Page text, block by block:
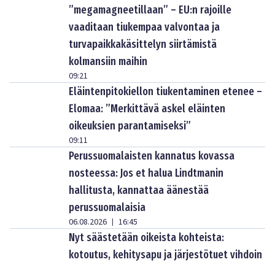
”megamagneetillaan” – EU:n rajoille
vaaditaan tiukempaa valvontaa ja
turvapaikkakäsittelyn siirtämistä
kolmansiin maihin
09:21
Eläintenpitokiellon tiukentaminen etenee –
Elomaa: ”Merkittävä askel eläinten
oikeuksien parantamiseksi”
09:11
Perussuomalaisten kannatus kovassa
nosteessa: Jos et halua Lindtmanin
hallitusta, kannattaa äänestää
perussuomalaisia
06.08.2026 | 16:45
Nyt säästetään oikeista kohteista:
kotoutus, kehitysapu ja järjestötuet vihdoin